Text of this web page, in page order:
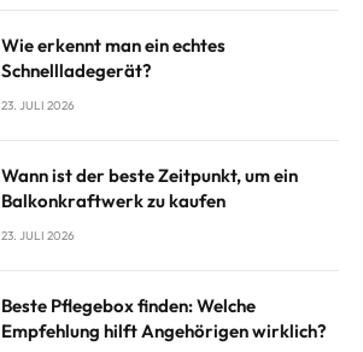
Wie erkennt man ein echtes
Schnellladegerät?
23. JULI 2026
Wann ist der beste Zeitpunkt, um ein
Balkonkraftwerk zu kaufen
23. JULI 2026
Beste Pflegebox finden: Welche
Empfehlung hilft Angehörigen wirklich?